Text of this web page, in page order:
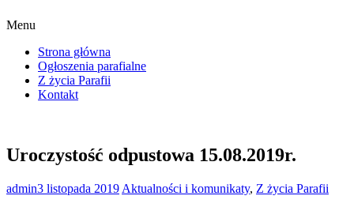
Menu
Strona główna
Ogłoszenia parafialne
Z życia Parafii
Kontakt
Uroczystość odpustowa 15.08.2019r.
admin3 listopada 2019 Aktualności i komunikaty, Z życia Parafii